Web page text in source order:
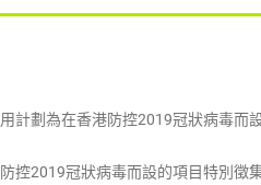
劃為在香港防控2019冠狀病毒而
2019冠狀病毒而設的項目特別徵